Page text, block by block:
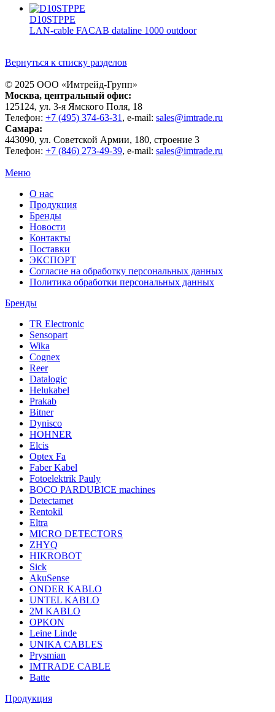
D10STPPE
LAN-cable FACAB dataline 1000 outdoor
Вернуться к списку разделов
© 2025 ООО «Имтрейд-Групп»
Москва, центральный офис:
125124, ул. 3-я Ямского Поля, 18
Телефон: +7 (495) 374-63-31 , e-mail: sales@imtrade.ru
Самара:
443090, ул. Советской Армии, 180, строение 3
Телефон: +7 (846) 273-49-39, e-mail: sales@imtrade.ru
Меню
О нас
Продукция
Бренды
Новости
Контакты
Поставки
ЭКСПОРТ
Согласие на обработку персональных данных
Политика обработки персональных данных
Бренды
TR Electronic
Sensopart
Wika
Cognex
Reer
Datalogic
Helukabel
Prakab
Bitner
Dynisco
HOHNER
Elcis
Optex Fa
Faber Kabel
Fotoelektrik Pauly
BOCO PARDUBICE machines
Detectamet
Rentokil
Eltra
MICRO DETECTORS
ZHYQ
HIKROBOT
Sick
AkuSense
ONDER KABLO
UNTEL KABLO
2M KABLO
OPKON
Leine Linde
UNIKA CABLES
Prysmian
IMTRADE CABLE
Batte
Продукция